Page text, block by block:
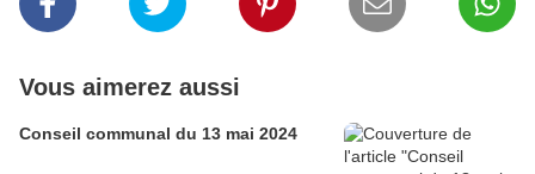
Vous aimerez aussi
Conseil communal du 13 mai 2024